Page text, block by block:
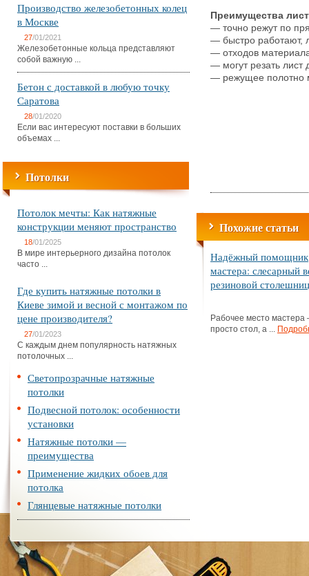
Производство железобетонных колец
в Москве
27/01/2021
Железобетонные кольца представляют
собой важную ...
Бетон с доставкой в любую точку
Саратова
28/01/2020
Если вас интересуют поставки в больших
объемах ...
Потолки
Потолок мечты: Как натяжные
конструкции меняют пространство
18/01/2025
В мире интерьерного дизайна потолок
часто ...
Где купить натяжные потолки в
Киеве зимой и весной с монтажом по
цене производителя?
27/01/2023
С каждым днем популярность натяжных
потолочных ...
Светопрозрачные натяжные
потолки
Подвесной потолок: особенности
установки
Натяжные потолки —
преимущества
Применение жидких обоев для
потолка
Глянцевые натяжные потолки
Преимущества
— точно режут по
— быстро работают,
— отходов
— могут резать
— режущее полотно
Похожие статьи
Надёжный помощник
мастера: слесарный
резиновой
Рабочее место мастера
просто стол, а ...